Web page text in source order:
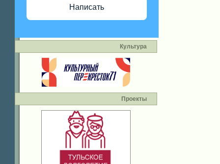
Написать
Культура
Проекты